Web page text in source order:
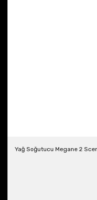
Yağ Soğutucu Megane 2